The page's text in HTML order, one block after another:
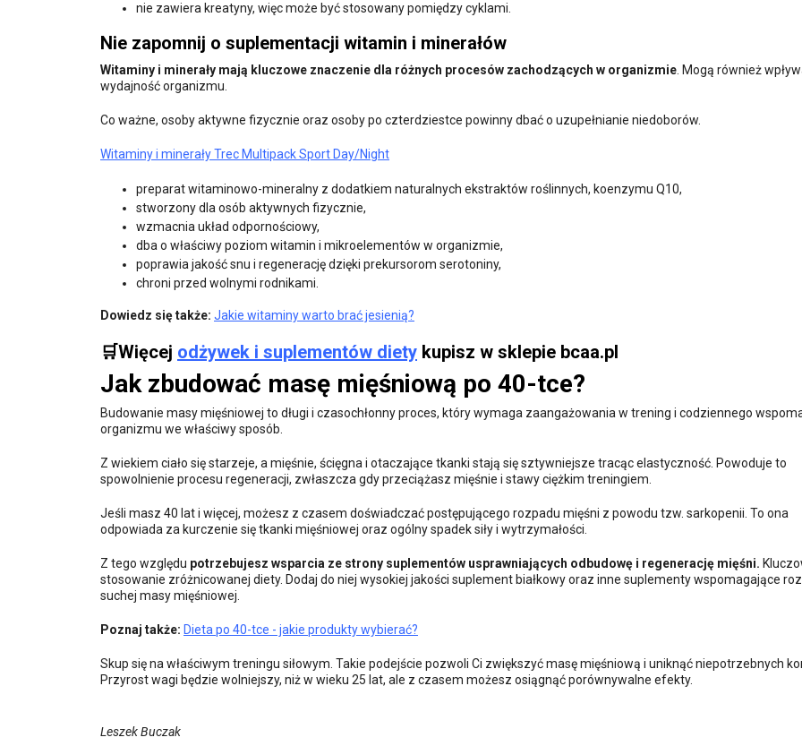
nie zawiera kreatyny, więc może być stosowany pomiędzy cyklami.
Nie zapomnij o suplementacji witamin i minerałów
Witaminy i minerały mają kluczowe znaczenie dla różnych procesów zachodzących w organizmie . Mogą również
wydajność organizmu.
Co ważne, osoby aktywne fizycznie oraz osoby po czterdziestce powinny dbać o uzupełnianie niedoborów.
Witaminy i minerały Trec Multipack Sport Day/Night
preparat witaminowo-mineralny z dodatkiem naturalnych ekstraktów roślinnych, koenzymu Q10,
stworzony dla osób aktywnych fizycznie,
wzmacnia układ odpornościowy,
dba o właściwy poziom witamin i mikroelementów w organizmie,
poprawia jakość snu i regenerację dzięki prekursorom serotoniny,
chroni przed wolnymi rodnikami.
Dowiedz się także: Jakie witaminy warto brać jesienią?
🛒Więcej odżywek i suplementów diety kupisz w sklepie bcaa.pl
Jak zbudować masę mięśniową po 40-tce?
Budowanie masy mięśniowej to długi i czasochłonny proces, który wymaga zaangażowania w trening i codziennego
organizmu we właściwy sposób.
Z wiekiem ciało się starzeje, a mięśnie, ścięgna i otaczające tkanki stają się sztywniejsze tracąc elastyczność. Powoduje to
spowolnienie procesu regeneracji, zwłaszcza gdy przeciążasz mięśnie i stawy ciężkim treningiem.
Jeśli masz 40 lat i więcej, możesz z czasem doświadczać postępującego rozpadu mięśni z powodu tzw. sarkopenii. To ona
odpowiada za kurczenie się tkanki mięśniowej oraz ogólny spadek siły i wytrzymałości.
Z tego względu potrzebujesz wsparcia ze strony suplementów usprawniających odbudowę i regenerację mięśni.
stosowanie zróżnicowanej diety. Dodaj do niej wysokiej jakości suplement białkowy oraz inne suplementy wspomagające
suchej masy mięśniowej.
Poznaj także: Dieta po 40-tce - jakie produkty wybierać?
Skup się na właściwym treningu siłowym. Takie podejście pozwoli Ci zwiększyć masę mięśniową i uniknąć niepotrzebnych
Przyrost wagi będzie wolniejszy, niż w wieku 25 lat, ale z czasem możesz osiągnąć porównywalne efekty.
Leszek Buczak